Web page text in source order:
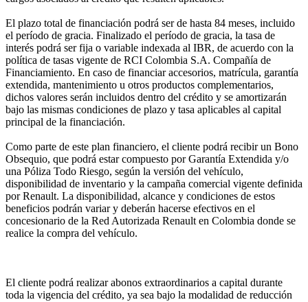
El plazo total de financiación podrá ser de hasta 84 meses, incluido
el período de gracia. Finalizado el período de gracia, la tasa de
interés podrá ser fija o variable indexada al IBR, de acuerdo con la
política de tasas vigente de RCI Colombia S.A. Compañía de
Financiamiento. En caso de financiar accesorios, matrícula, garantía
extendida, mantenimiento u otros productos complementarios,
dichos valores serán incluidos dentro del crédito y se amortizarán
bajo las mismas condiciones de plazo y tasa aplicables al capital
principal de la financiación.
Como parte de este plan financiero, el cliente podrá recibir un Bono
Obsequio, que podrá estar compuesto por Garantía Extendida y/o
una Póliza Todo Riesgo, según la versión del vehículo,
disponibilidad de inventario y la campaña comercial vigente definida
por Renault. La disponibilidad, alcance y condiciones de estos
beneficios podrán variar y deberán hacerse efectivos en el
concesionario de la Red Autorizada Renault en Colombia donde se
realice la compra del vehículo.
El cliente podrá realizar abonos extraordinarios a capital durante
toda la vigencia del crédito, ya sea bajo la modalidad de reducción